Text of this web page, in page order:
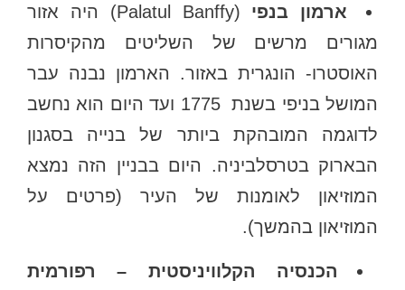
ארמון בנפי
(Palatul Banffy) היה אזור
מגורים מרשים של השליטים מהקיסרות
האוסטרו- הונגרית באזור. הארמון נבנה עבר
המושל בניפי בשנת 1775 ועד היום הוא נחשב
לדוגמה המובהקת ביותר של בנייה בסגנון
הבארוק בטרסלביניה. היום בבניין הזה נמצא
המוזיאון לאומנות של העיר (פרטים על
המוזיאון בהמשך).
הכנסיה הקלוויניסטית – רפורמית